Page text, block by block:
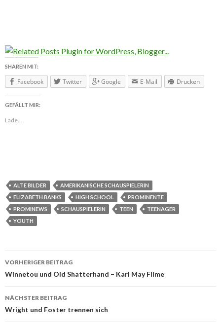
SHAREN MIT:
Facebook Twitter Google E-Mail Drucken
GEFÄLLT MIR:
Lade...
ALTE BILDER
AMERIKANISCHE SCHAUSPIELERIN
ELIZABETH BANKS
HIGH SCHOOL
PROMINENTE
PROMINEWS
SCHAUSPIELERIN TEEN
TEENAGER
YOUTH
Beitragsnavigation
VORHERIGER BEITRAG
Winnetou und Old Shatterhand – Karl May Filme
NÄCHSTER BEITRAG
Wright und Foster trennen sich